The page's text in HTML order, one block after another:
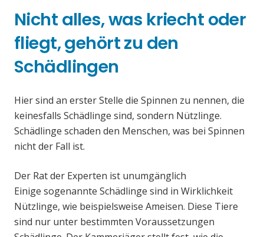
Nicht alles, was kriecht oder
fliegt, gehört zu den
Schädlingen
Hier sind an erster Stelle die Spinnen zu nennen, die
keinesfalls Schädlinge sind, sondern Nützlinge.
Schädlinge schaden den Menschen, was bei Spinnen
nicht der Fall ist.
Der Rat der Experten ist unumgänglich
Einige sogenannte Schädlinge sind in Wirklichkeit
Nützlinge, wie beispielsweise Ameisen. Diese Tiere
sind nur unter bestimmten Voraussetzungen